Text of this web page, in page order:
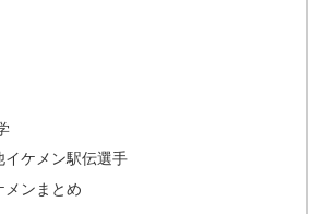
イケメン駅伝選手
メンまとめ